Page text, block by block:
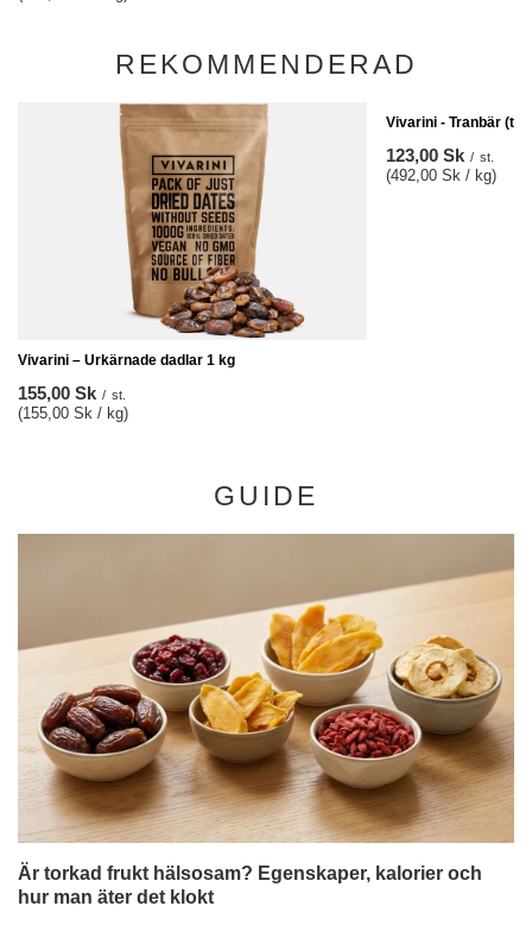
REKOMMENDERAD
Vivarini – Urkärnade dadlar 1 kg
155,00 Sk / st.
(155,00 Sk / kg)
Vivarini - Tranbär
123,00 Sk / st.
(492,00 Sk / kg)
GUIDE
Är torkad frukt hälsosam? Egenskaper, kalorier och
hur man äter det klokt